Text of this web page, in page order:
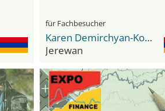
für Fachbesucher
Karen Demirchyan-Komplex
Jerewan